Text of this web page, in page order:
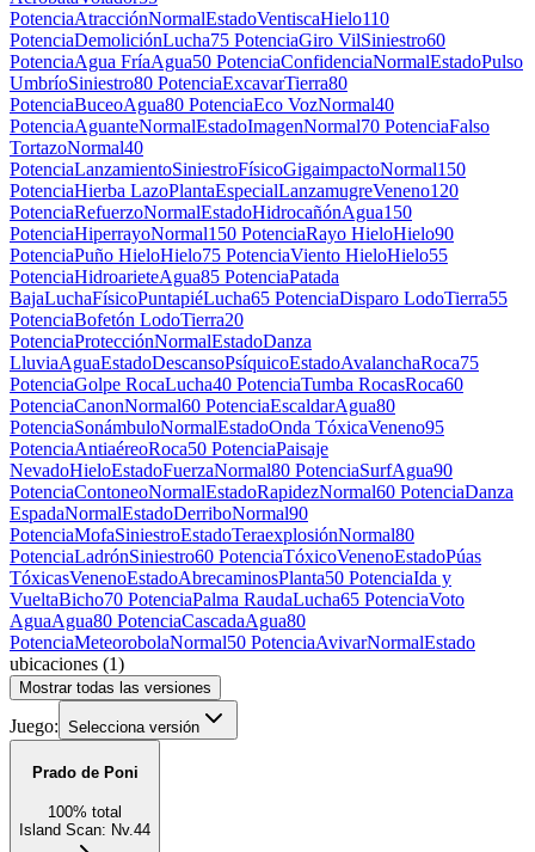
PotenciaAtracciónNormalEstadoVentiscaHielo110
PotenciaDemoliciónLucha75 PotenciaGiro VilSiniestro60
PotenciaAgua FríaAgua50 PotenciaConfidenciaNormalEstadoPulso
UmbríoSiniestro80 PotenciaExcavarTierra80
PotenciaBuceoAgua80 PotenciaEco VozNormal40
PotenciaAguanteNormalEstadoImagenNormal70 PotenciaFalso
TortazoNormal40
PotenciaLanzamientoSiniestroFísicoGigaimpactoNormal150
PotenciaHierba LazoPlantaEspecialLanzamugreVeneno120
PotenciaRefuerzoNormalEstadoHidrocañónAgua150
PotenciaHiperrayoNormal150 PotenciaRayo HieloHielo90
PotenciaPuño HieloHielo75 PotenciaViento HieloHielo55
PotenciaHidroarieteAgua85 PotenciaPatada
BajaLuchaFísicoPuntapiéLucha65 PotenciaDisparo LodoTierra55
PotenciaBofetón LodoTierra20
PotenciaProtecciónNormalEstadoDanza
LluviaAguaEstadoDescansoPsíquicoEstadoAvalanchaRoca75
PotenciaGolpe RocaLucha40 PotenciaTumba RocasRoca60
PotenciaCanonNormal60 PotenciaEscaldarAgua80
PotenciaSonámbuloNormalEstadoOnda TóxicaVeneno95
PotenciaAntiaéreoRoca50 PotenciaPaisaje
NevadoHieloEstadoFuerzaNormal80 PotenciaSurfAgua90
PotenciaContoneoNormalEstadoRapidezNormal60 PotenciaDanza
EspadaNormalEstadoDerriboNormal90
PotenciaMofaSiniestroEstadoTeraexplosiónNormal80
PotenciaLadrónSiniestro60 PotenciaTóxicoVenenoEstadoPúas
TóxicasVenenoEstadoAbrecaminosPlanta50 PotenciaIda y
VueltaBicho70 PotenciaPalma RaudaLucha65 PotenciaVoto
AguaAgua80 PotenciaCascadaAgua80
PotenciaMeteorobolaNormal50 PotenciaAvivarNormalEstado
ubicaciones (1)
Mostrar todas las versiones
Juego: Selecciona versión
Prado de Poni
100% total
Island Scan: Nv.44